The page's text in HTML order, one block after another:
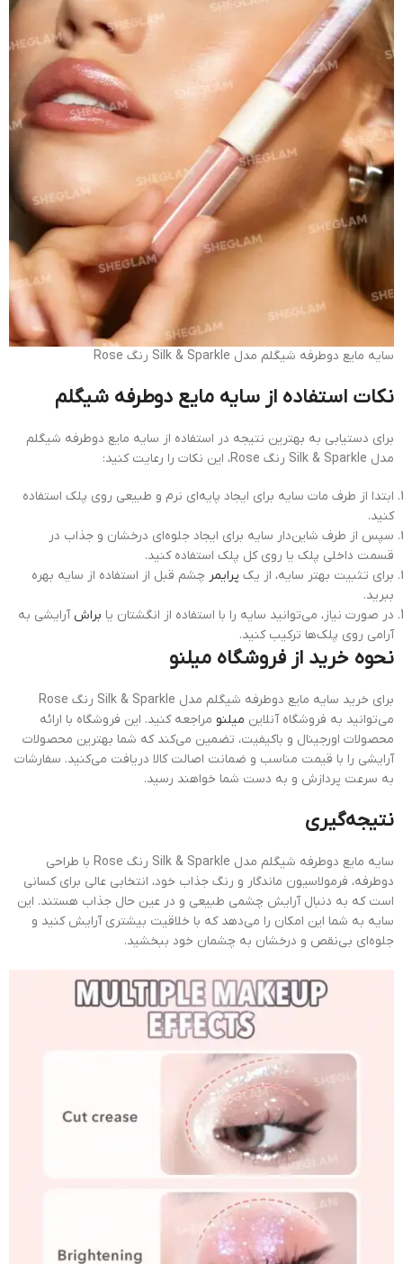
سایه مایع دوطرفه شیگلم مدل Silk & Sparkle رنگ Rose
نکات استفاده از سایه مایع دوطرفه شیگلم
برای دستیابی به بهترین نتیجه در استفاده از سایه مایع دوطرفه شیگلم
مدل Silk & Sparkle رنگ Rose، این نکات را رعایت کنید:
ابتدا از طرف مات سایه برای ایجاد پایه‌ای نرم و طبیعی روی پلک استفاده
کنید.
سپس از طرف شاین‌دار سایه برای ایجاد جلوه‌ای درخشان و جذاب در
قسمت داخلی پلک یا روی کل پلک استفاده کنید.
برای تثبیت بهتر سایه، از یک پرایمر چشم قبل از استفاده از سایه بهره
ببرید.
در صورت نیاز، می‌توانید سایه را با استفاده از انگشتان یا براشآرایشی به
آرامی روی پلک‌ها ترکیب کنید.
نحوه خرید از فروشگاه میلنو
برای خرید سایه مایع دوطرفه شیگلم مدل Silk & Sparkle رنگ Rose
می‌توانید به فروشگاه آنلاین میلنو مراجعه کنید. این فروشگاه با ارائه
محصولات اورجینال و باکیفیت، تضمین می‌کند که شما بهترین محصولات
آرایشی را با قیمت مناسب و ضمانت اصالت کالا دریافت می‌کنید. سفارشات
به سرعت پردازش و به دست شما خواهند رسید.
نتیجه‌گیری
سایه مایع دوطرفه شیگلم مدل Silk & Sparkle رنگ Rose با طراحی
دوطرفه، فرمولاسیون ماندگار و رنگ جذاب خود، انتخابی عالی برای کسانی
است که به دنبال آرایش چشمی طبیعی و در عین حال جذاب هستند. این
سایه به شما این امکان را می‌دهد که با خلاقیت بیشتری آرایش کنید و
جلوه‌ای بی‌نقص و درخشان به چشمان خود ببخشید.